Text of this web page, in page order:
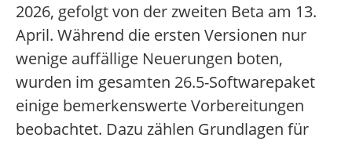
2026, gefolgt von der zweiten Beta am 13.
April. Während die ersten Versionen nur
wenige auffällige Neuerungen boten,
wurden im gesamten 26.5-Softwarepaket
einige bemerkenswerte Vorbereitungen
beobachtet. Dazu zählen Grundlagen für